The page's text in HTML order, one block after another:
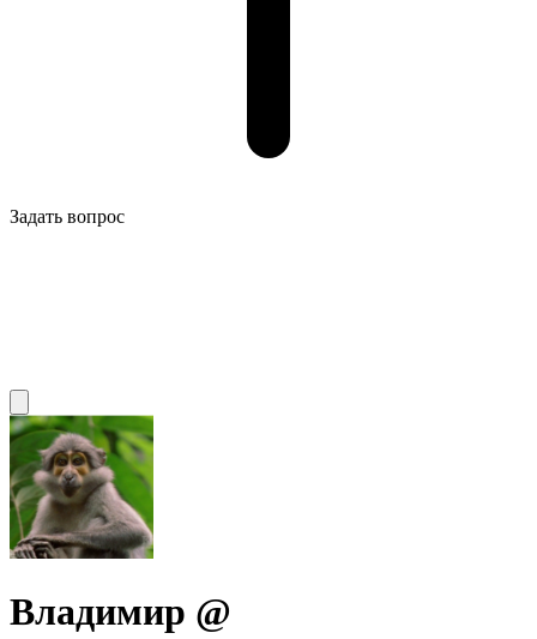
Задать вопрос
Владимир @